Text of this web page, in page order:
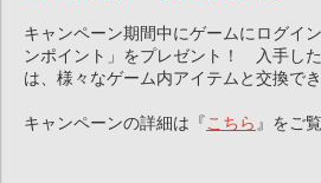
キャンペーン期間中にゲームにログイ
ンポイント」をプレゼント！ 入手した
は、様々なゲーム内アイテムと交換でき
キャンペーンの詳細は『 こちら 』をご